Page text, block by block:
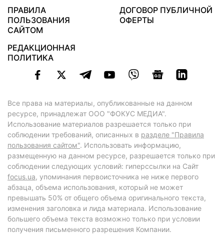
ПРАВИЛА
ПОЛЬЗОВАНИЯ
САЙТОМ
ДОГОВОР ПУБЛИЧНОЙ
ОФЕРТЫ
РЕДАКЦИОННАЯ
ПОЛИТИКА
Все права на материалы, опубликованные на данном
ресурсе, принадлежат ООО "ФОКУС МЕДИА".
Использование материалов разрешается только при
соблюдении требований, описанных в разделе "Правила
пользования сайтом". Использовать информацию,
размещенную на данном ресурсе, разрешается только при
соблюдении следующих условий: гиперссылки на Сайт
focus.ua, упоминания первоисточника не ниже первого
абзаца, объема использования, который не может
превышать 50% от общего объема оригинального текста,
изменения заголовка и лида материала. Использование
большего объема текста возможно только при условии
получения письменного разрешения Компании.